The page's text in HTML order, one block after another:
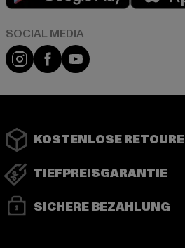
Instagram
FacebookYouTube
KOSTENLOSE RETOURE
TIEFPREISGARANTIE
SICHERE BEZAHLUNG